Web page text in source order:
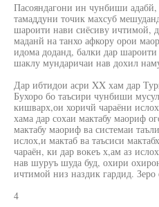
Пасояндагони ин чунбиши адабй,
тамаддуни точик махсуб
шароити нави сиёсиву ичтимой,
маданй на танхо афкору орои
идома доданд, балки дар
шаклу мундаричаи нав дохил
Дар ибтидои асри XX хам дар
Бухоро бо таъсири чунбиши
кишварх,ои хоричй чараёни
хама дар сохаи мактабу маориф
мактабу маориф ва системаи
ислох,и мактаб ва таъсиси
чараён, ки дар вокеъ х,ам аз
нав шуруъ шуда буд, охири
ичтимой низ наздик гардид. Зеро
4